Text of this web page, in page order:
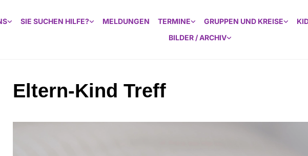
SIE SUCHEN HILFE? MELDUNGEN TERMINE GRUPPEN UND KREISE
BILDER / ARCHIV
Eltern-Kind Treff